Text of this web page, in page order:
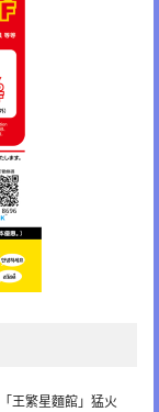
王繁星麵館」猛火